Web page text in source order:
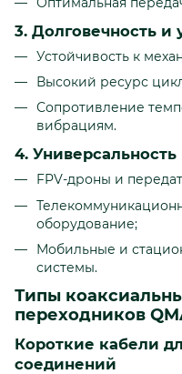
3. Долговечность и
Устойчивость к
Высокий ресурс
Сопротивление
вибрациям.
4.
FPV-дроны и
оборудование;
Мобильные и
системы.
Типы
переходников
Короткие кабели
соединений